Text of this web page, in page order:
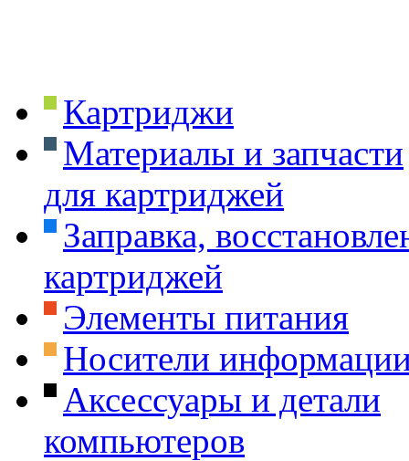
Картриджи
Материалы и запчасти
для картриджей
Заправка,
картриджей
Элементы питания
Носители
Аксессуары и детали
компьютеров